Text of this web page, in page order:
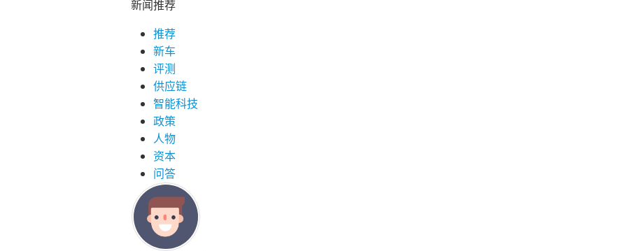
新闻推荐
推荐
新车
评测
供应链
智能科技
政策
人物
资本
问答